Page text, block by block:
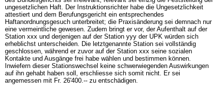
ungesetzlichen Haft. Der Instruktionsrichter habe die Ungesetzlichkeit
attestiert und dem Berufungsgericht ein entsprechendes
Haftanordnungsgesuch unterbreitet; die Praxisänderung sei demnach nur
eine vermeintliche gewesen. Zudem bringt er vor, der Aufenthalt auf der
Station xxx und derjenigen auf der Station yyy der UPK würden sich
erheblichst unterscheiden. Die letztgenannte Station sei vollständig
geschlossen, während er zuvor auf der Station xxx seine sozialen
Kontakte und Ausgänge frei habe wählen und bestimmen können.
Inwiefern dieser Stationswechsel keine schwerwiegenden Auswirkungen
auf ihn gehabt haben soll, erschliesse sich somit nicht. Er sei
angemessen mit Fr. 26'400.-- zu entschädigen.